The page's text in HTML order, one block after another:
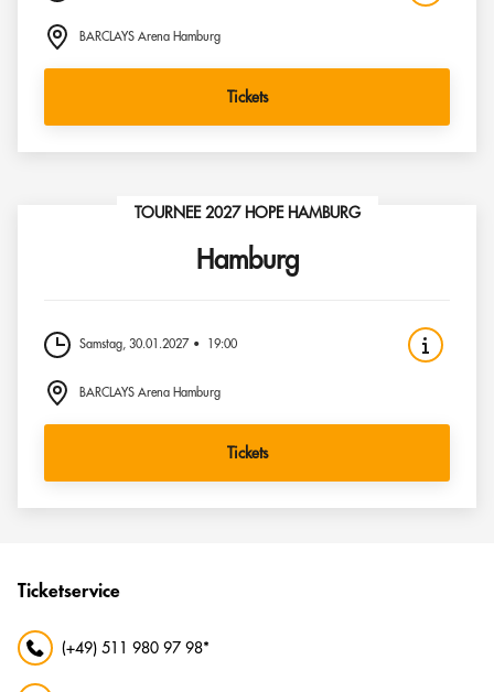
BARCLAYS Arena Hamburg
Tickets
TOURNEE 2027 HOPE HAMBURG
Hamburg
Samstag, 30.01.2027 19:00
BARCLAYS Arena Hamburg
Tickets
Ticketservice
(+49) 511 980 97 98*